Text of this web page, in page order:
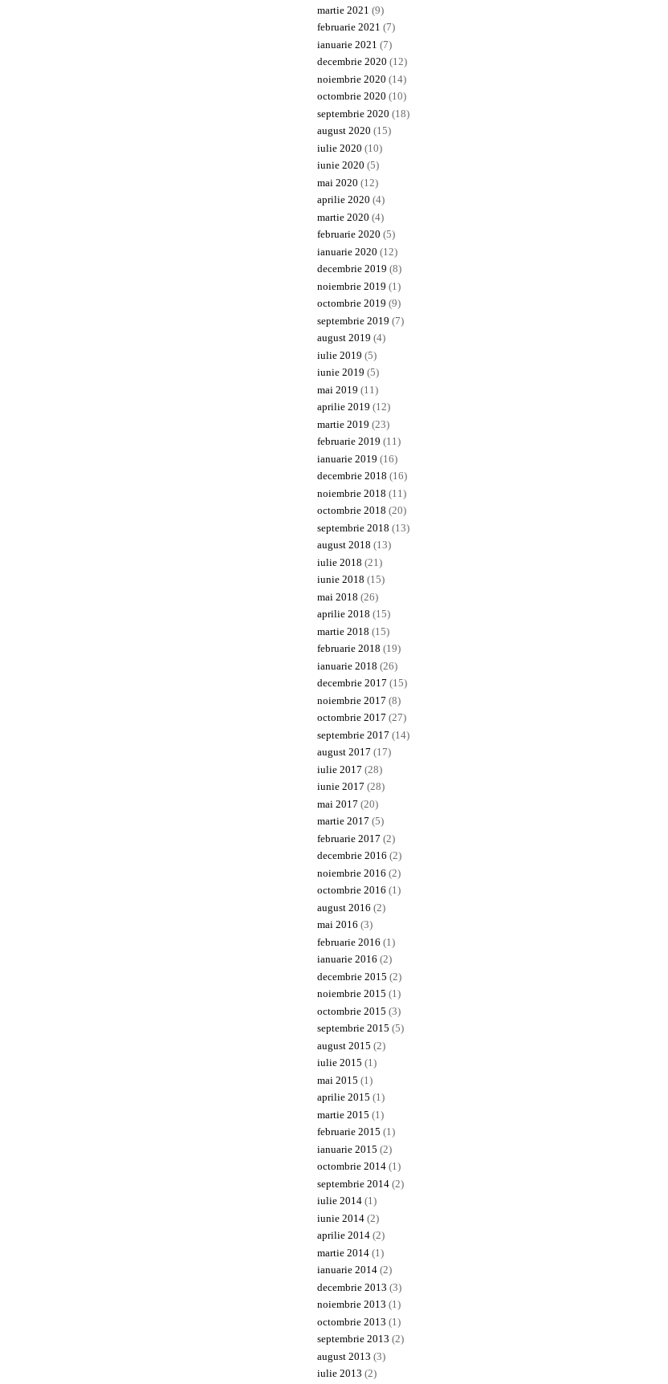
martie 2021 (9)
februarie 2021 (7)
ianuarie 2021 (7)
decembrie 2020 (12)
noiembrie 2020 (14)
octombrie 2020 (10)
septembrie 2020 (18)
august 2020 (15)
iulie 2020 (10)
iunie 2020 (5)
mai 2020 (12)
aprilie 2020 (4)
martie 2020 (4)
februarie 2020 (5)
ianuarie 2020 (12)
decembrie 2019 (8)
noiembrie 2019 (1)
octombrie 2019 (9)
septembrie 2019 (7)
august 2019 (4)
iulie 2019 (5)
iunie 2019 (5)
mai 2019 (11)
aprilie 2019 (12)
martie 2019 (23)
februarie 2019 (11)
ianuarie 2019 (16)
decembrie 2018 (16)
noiembrie 2018 (11)
octombrie 2018 (20)
septembrie 2018 (13)
august 2018 (13)
iulie 2018 (21)
iunie 2018 (15)
mai 2018 (26)
aprilie 2018 (15)
martie 2018 (15)
februarie 2018 (19)
ianuarie 2018 (26)
decembrie 2017 (15)
noiembrie 2017 (8)
octombrie 2017 (27)
septembrie 2017 (14)
august 2017 (17)
iulie 2017 (28)
iunie 2017 (28)
mai 2017 (20)
martie 2017 (5)
februarie 2017 (2)
decembrie 2016 (2)
noiembrie 2016 (2)
octombrie 2016 (1)
august 2016 (2)
mai 2016 (3)
februarie 2016 (1)
ianuarie 2016 (2)
decembrie 2015 (2)
noiembrie 2015 (1)
octombrie 2015 (3)
septembrie 2015 (5)
august 2015 (2)
iulie 2015 (1)
mai 2015 (1)
aprilie 2015 (1)
martie 2015 (1)
februarie 2015 (1)
ianuarie 2015 (2)
octombrie 2014 (1)
septembrie 2014 (2)
iulie 2014 (1)
iunie 2014 (2)
aprilie 2014 (2)
martie 2014 (1)
ianuarie 2014 (2)
decembrie 2013 (3)
noiembrie 2013 (1)
octombrie 2013 (1)
septembrie 2013 (2)
august 2013 (3)
iulie 2013 (2)